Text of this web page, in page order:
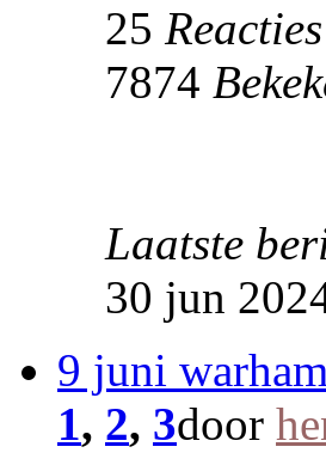
25 Reacties
7874
Laatste
30 jun
9 juni
1, 2, 3door